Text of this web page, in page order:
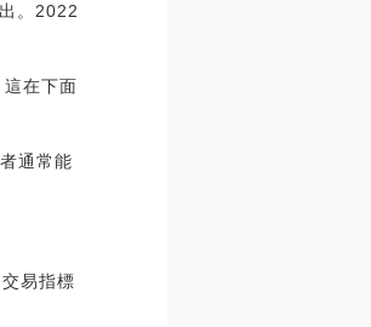
。2022
在下面
通常能
易指標